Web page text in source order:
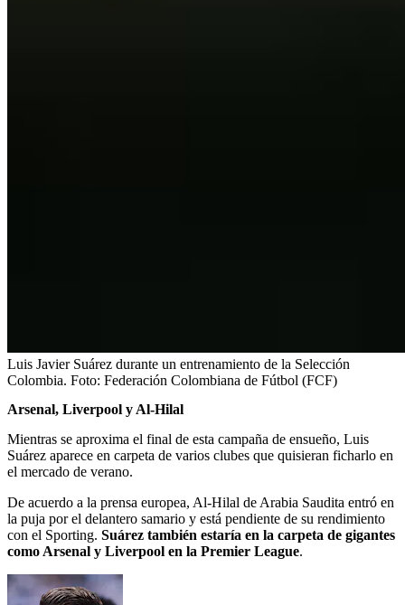
Luis Javier Suárez durante un entrenamiento de la Selección
Colombia. Foto: Federación Colombiana de Fútbol (FCF)
Arsenal, Liverpool y Al-Hilal
Mientras se aproxima el final de esta campaña de ensueño, Luis
Suárez aparece en carpeta de varios clubes que quisieran ficharlo en
el mercado de verano.
De acuerdo a la prensa europea, Al-Hilal de Arabia Saudita entró en
la puja por el delantero samario y está pendiente de su rendimiento
con el Sporting. Suárez también estaría en la carpeta de gigantes
como Arsenal y Liverpool en la Premier League.